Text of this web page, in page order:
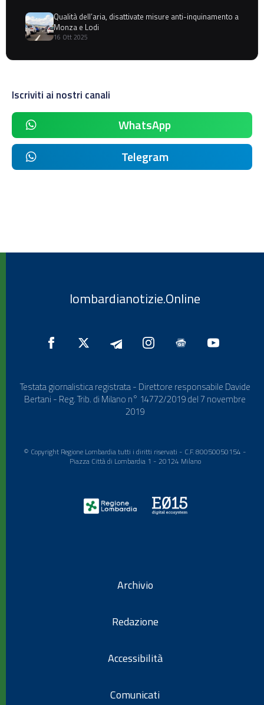
Qualità dell’aria, disattivate misure anti-inquinamento a
Monza e Lodi
16 Ott 2025
Iscriviti ai nostri canali
WhatsApp
Telegram
lombardianotizie.Online
Testata giornalistica registrata - Direttore responsabile Davide
Bertani - Reg. Trib. di Milano n° 14772/2019 del 7 novembre
2019
© Copyright Regione Lombardia tutti i diritti riservati - C.F. 80050050154 -
Piazza Città di Lombardia 1 - 20124 Milano
Archivio
Redazione
Accessibilità
Comunicati